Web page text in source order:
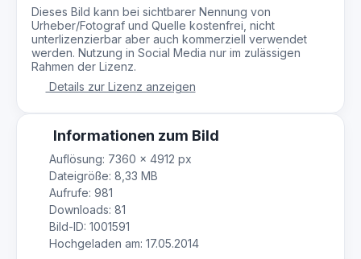
Dieses Bild kann bei sichtbarer Nennung von
Urheber/Fotograf und Quelle kostenfrei, nicht
unterlizenzierbar aber auch kommerziell verwendet
werden. Nutzung in Social Media nur im zulässigen
Rahmen der Lizenz.
Details zur Lizenz anzeigen
Informationen zum Bild
Auflösung: 7360 × 4912 px
Dateigröße: 8,33 MB
Aufrufe: 981
Downloads: 81
Bild-ID: 1001591
Hochgeladen am: 17.05.2014